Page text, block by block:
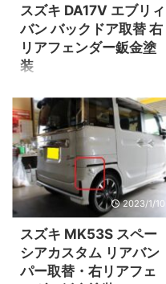
スズキ DA17V エブリィ
バン バックドア取替 右
リアフェンダー鈑金塗
装
の損傷 ▲幸いにもガラスへの
ダメージはありませんでし
た。 ▲バックドアが押されて
リアフェンダーにぶつかり折
れ曲がった変形があります。
▲折れ曲がったとこによる、
ヒズミが発生。 リアバンパー
アバンパーが変形 リアバンパ
ーは樹脂製です。 リアバンパ
ーを取り外した内部の鉄板に
2023/1/10
スズキ MK53S スペー
シアカスタム リアバン
パー取替・右リアフェ